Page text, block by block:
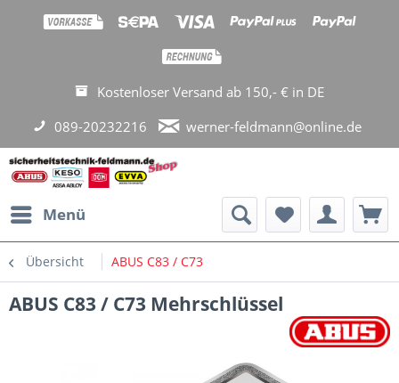
Kostenloser Versand ab 150,- € in DE
089-20232216
werner-feldmann@online.de
Menü
Übersicht ABUS C83 / C73
ABUS C83 / C73 Mehrschlüssel